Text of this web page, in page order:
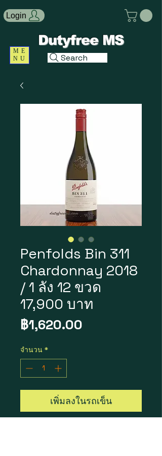
ME
NU
Search
Login
Dutyfree MS
Penfolds Bin 311
Chardonnay 2018
/ 1 ลัง 12 ขวด
17,900 บาท
฿1,620.00
จำนวน *
เพิ่มลงในรถเข็น